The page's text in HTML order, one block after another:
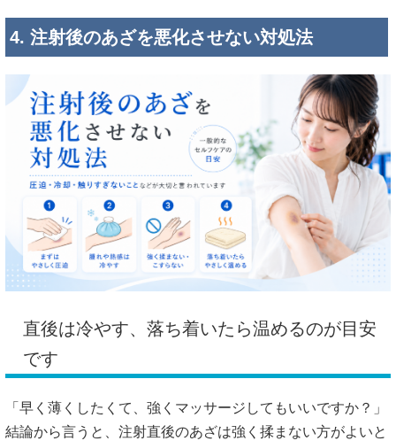
4. 注射後のあざを悪化させない対処法
直後は冷やす、落ち着いたら温めるのが目安
です
「早く薄くしたくて、強くマッサージしてもいいですか？」
結論から言うと、注射直後のあざは強く揉まない方がよいと